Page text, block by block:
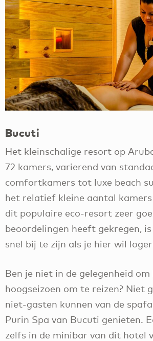
Bucuti
Het kleinschalige resort op
72 kamers, varierend van
comfortkamers tot luxe beach
het relatief kleine aantal
dit populaire eco-resort zeer
beoordelingen heeft gekregen,
snel bij te zijn als je hier wil
Ben je niet in de gelegenheid
hoogseizoen om te reizen? Niet
niet-gasten kunnen van de
Purin Spa van Bucuti genieten.
zelfs in de minibar van dit hotel